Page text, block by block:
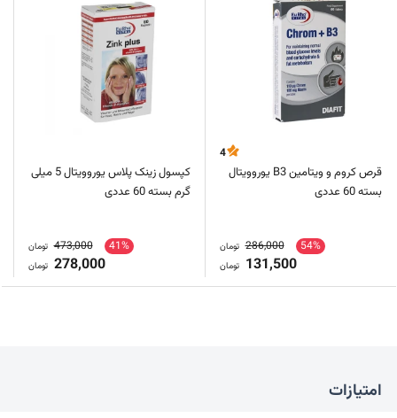
4
قرص کروم و ویتامین B3 یوروویتال
بسته 60 عددی
54%
286,000 تومان
131,500 تومان
کپسول زینک پلاس یوروویتال 5 میلی
گرم بسته 60 عددی
41%
473,000 تومان
278,000 تومان
امتیازات